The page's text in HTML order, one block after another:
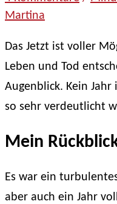
Leben
und
Tod
Martina
Das Jetzt ist voller
Leben und Tod
Augenblick. Kein
so sehr verdeutlicht
Mein
Es war ein
aber auch ein Jahr